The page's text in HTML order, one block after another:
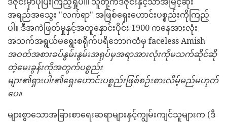
အရည်အသွေး "လက်ရာ" အဖြစ်ရှေးဟောင်းပစ္စည်းကိုကြည့်
ပါ။ ဒီအကဲဖြတ်မှုနှင့်အတူနှောင်းပိုင်း 1900 ကနေအားလုံး
အသက်အရွယ်မရွေးစရိုက်ပရိဘောဂထံမှ faceless Amish
အဝတ်အစားခပ်နွမ်းနွမ်းအရုပ်မှအရာအားလုံးကိုမသက်ဆိုင်ဆို
တဲ့မေးခွန်းကိုအတွက်ပစ္စည်း
များ၏ရှားပါး၏ရှေးဟောင်းပစ္စည်းဖြစ်စဉ်းစားလိမ့်မည်မဟုတ်
ပေ။
များစွာသောအခြားစာရေးဆရာများနှင့်ကျွမ်းကျင်သူများက (ဒီ